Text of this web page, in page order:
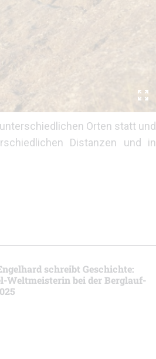
Orten statt und
Distanzen und in
schreibt Geschichte:
Weltmeisterin bei der Berglauf-